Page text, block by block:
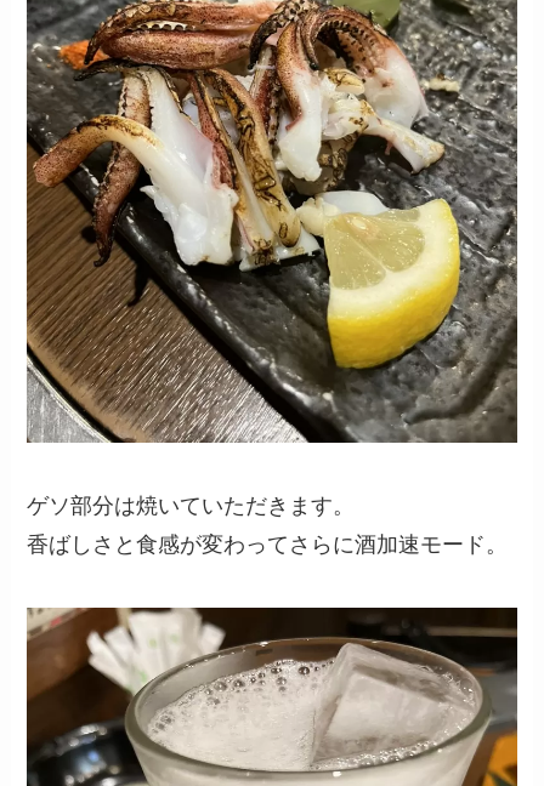
ゲソ部分は焼いていただきます。
香ばしさと食感が変わってさらに酒加速モード。